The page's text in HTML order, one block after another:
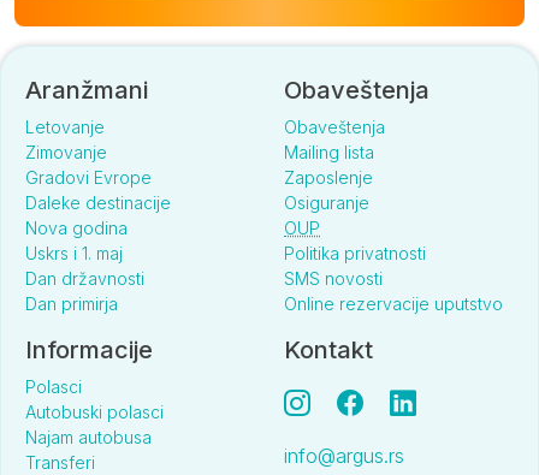
Aranžmani
Letovanje
Zimovanje
Gradovi Evrope
Daleke destinacije
Nova godina
Uskrs i 1. maj
Dan državnosti
Dan primirja
Obaveštenja
Obaveštenja
Mailing lista
Zaposlenje
Osiguranje
OUP
Politika privatnosti
SMS novosti
Online rezervacije uputstvo
Informacije
Polasci
Autobuski polasci
Najam autobusa
Transferi
Kontakt
info@argus.rs